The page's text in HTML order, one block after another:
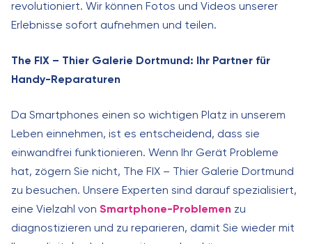
revolutioniert. Wir können Fotos und Videos unserer
Erlebnisse sofort aufnehmen und teilen.
The FIX – Thier Galerie Dortmund: Ihr Partner für
Handy-Reparaturen
Da Smartphones einen so wichtigen Platz in unserem
Leben einnehmen, ist es entscheidend, dass sie
einwandfrei funktionieren. Wenn Ihr Gerät Probleme
hat, zögern Sie nicht, The FIX – Thier Galerie Dortmund
zu besuchen. Unsere Experten sind darauf spezialisiert,
eine Vielzahl von Smartphone-Problemen zu
diagnostizieren und zu reparieren, damit Sie wieder mit